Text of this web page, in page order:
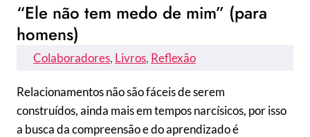
“Ele não tem medo de mim” (para
homens)
Colaboradores, Livros, Reflexão
Relacionamentos não são fáceis de serem
construídos, ainda mais em tempos narcísicos, por isso
a busca da compreensão e do aprendizado é